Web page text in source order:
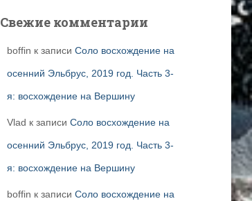
Свежие комментарии
boffin к записи Соло восхождение на
осенний Эльбрус, 2019 год. Часть 3-
я: восхождение на Вершину
Vlad к записи Соло восхождение на
осенний Эльбрус, 2019 год. Часть 3-
я: восхождение на Вершину
boffin к записи Соло восхождение на